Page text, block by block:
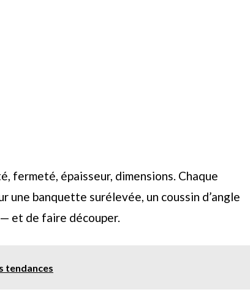
fermeté, épaisseur, dimensions. Chaque
une banquette surélevée, un coussin d’angle
et de faire découper.
tendances